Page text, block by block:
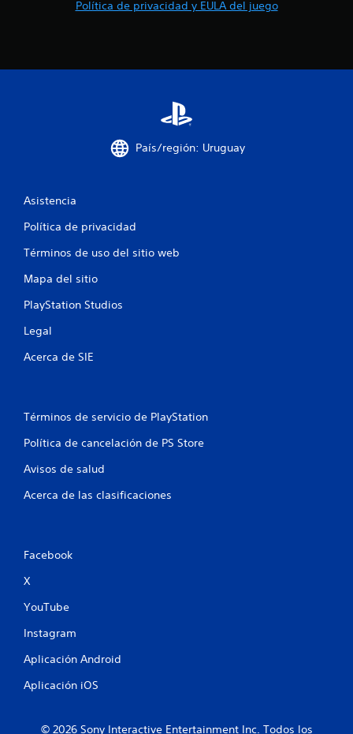
Política de privacidad y EULA del juego
País/región: Uruguay
Asistencia
Política de privacidad
Términos de uso del sitio web
Mapa del sitio
PlayStation Studios
Legal
Acerca de SIE
Términos de servicio de PlayStation
Política de cancelación de PS Store
Avisos de salud
Acerca de las clasificaciones
Facebook
X
YouTube
Instagram
Aplicación Android
Aplicación iOS
© 2026 Sony Interactive Entertainment Inc. Todos los